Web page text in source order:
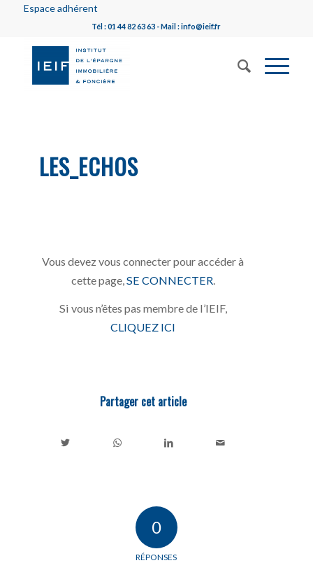
Espace adhérent
Tél : 01 44 82 63 63 - Mail : info@ieif.fr
LES_ECHOS
Vous devez vous connecter pour accéder à
cette page, SE CONNECTER
Si vous n’êtes pas membre de l’IEIF,
CLIQUEZ ICI
Partager cet article
0
RÉPONSES